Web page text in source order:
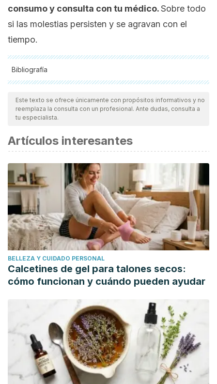
consumo y consulta con tu médico.Sobre todo
si las molestias persisten y se agravan con el
tiempo.
Bibliografía
Todas las fuentes citadas fueron revisadas a profundidad por
nuestro equipo, para asegurar su calidad, confiabilidad,
vigencia y validez.La bibliografía de este artículo fue
científica.
Cabrera, C., Artacho, R., & Giménez, R. (2006). Beneficial
Effects of Green Tea—A Review. Journal of the American
College of Nutrition.
https://doi.org/10.1080/07315724.2006.10719518
Herranz-López, M., Barrajón-Catalán, E., Segura-Carretero,
A., Menéndez, J. A., Joven, J., & Micol, V. (2015). Lemon
verbena (Lippia citriodora) polyphenols alleviate obesity-
related disturbances in hypertrophic adipocytes through
AMPK-dependent mechanisms. Phytomedicine.
https://doi.org/10.1016/j.phymed.2015.03.015
Ginger. (2010). In Botanical Medicine for Women’s Health.
https://doi.org/10.1111/ijfs.12940
Este texto se ofrece únicamente con propósitos informativos y no
reemplaza la consulta con un profesional. Ante dudas, consulta a
tu especialista.
Artículos interesantes
BELLEZA Y CUIDADO PERSONAL
Calcetines de gel para talones secos:
cómo funcionan y cuándo pueden ayudar